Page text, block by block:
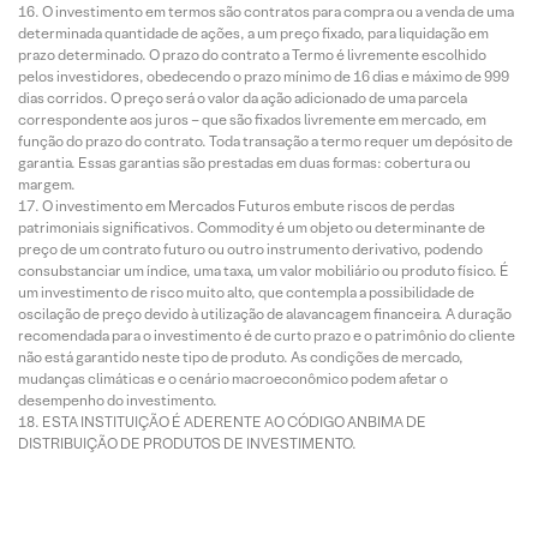
O investimento em termos são contratos para compra ou a venda de uma
determinada quantidade de ações, a um preço fixado, para liquidação em
prazo determinado. O prazo do contrato a Termo é livremente escolhido
pelos investidores, obedecendo o prazo mínimo de 16 dias e máximo de 999
dias corridos. O preço será o valor da ação adicionado de uma parcela
correspondente aos juros – que são fixados livremente em mercado, em
função do prazo do contrato. Toda transação a termo requer um depósito de
garantia. Essas garantias são prestadas em duas formas: cobertura ou
margem.
O investimento em Mercados Futuros embute riscos de perdas
patrimoniais significativos. Commodity é um objeto ou determinante de
preço de um contrato futuro ou outro instrumento derivativo, podendo
consubstanciar um índice, uma taxa, um valor mobiliário ou produto físico. É
um investimento de risco muito alto, que contempla a possibilidade de
oscilação de preço devido à utilização de alavancagem financeira. A duração
recomendada para o investimento é de curto prazo e o patrimônio do cliente
não está garantido neste tipo de produto. As condições de mercado,
mudanças climáticas e o cenário macroeconômico podem afetar o
desempenho do investimento.
ESTA INSTITUIÇÃO É ADERENTE AO CÓDIGO ANBIMA DE
DISTRIBUIÇÃO DE PRODUTOS DE INVESTIMENTO.